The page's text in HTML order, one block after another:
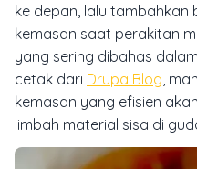
ke depan, lalu tambahkan
kemasan saat perakitan
yang sering dibahas
cetak dari Drupa Blog ,
kemasan yang efisien
limbah material sisa di